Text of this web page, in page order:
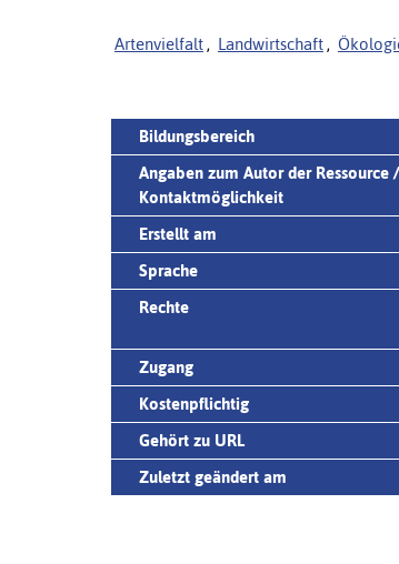
Artenvielfalt , Landwirtschaft ,
Bildungsbereich
Angaben zum Autor der Ressource /
Kontaktmöglichkeit
Erstellt am
Sprache
Rechte
Zugang
Kostenpflichtig
Gehört zu URL
Zuletzt geändert am